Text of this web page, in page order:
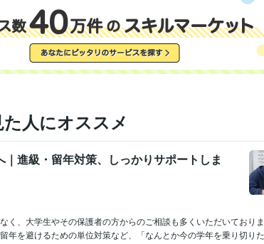
人にオススメ
進級・留年対策、しっかりサポートしま
く、大学生やその保護者の方からのご相談も多くいただいており
年を避けるための単位対策など、「なんとか今の学年を乗り切り